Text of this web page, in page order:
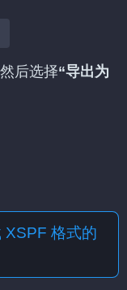
后选择“导出为
XSPF 格式的